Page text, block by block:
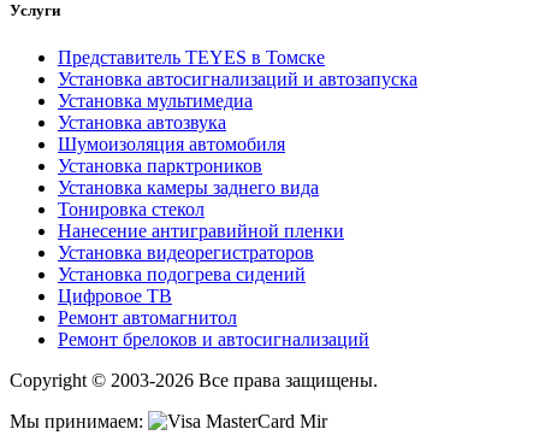
Услуги
Представитель TEYES в Томске
Установка автосигнализаций и автозапуска
Установка мультимедиа
Установка автозвука
Шумоизоляция автомобиля
Установка парктроников
Установка камеры заднего вида
Тонировка стекол
Нанесение антигравийной пленки
Установка видеорегистраторов
Установка подогрева сидений
Цифровое ТВ
Ремонт автомагнитол
Ремонт брелоков и автосигнализаций
Copyright © 2003-2026 Все права защищены.
Мы принимаем: